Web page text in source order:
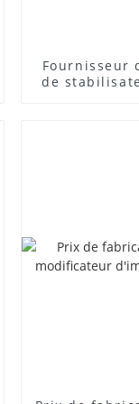
Fournisseur
de